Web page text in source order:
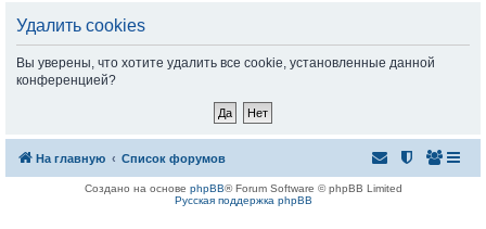
Удалить cookies
Вы уверены, что хотите удалить все cookie, установленные данной
конференцией?
На главную Список форумов
Создано на основе phpBB® Forum Software © phpBB Limited
Русская поддержка phpBB